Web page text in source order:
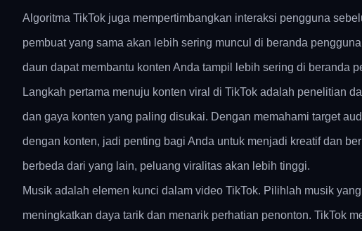
Algoritma TikTok juga mempertimbangkan interaksi pengguna
pembuat yang sama akan lebih sering muncul di beranda
daun dapat membantu konten Anda tampil lebih sering di beranda
Langkah pertama menuju konten viral di TikTok adalah penelitian
dan gaya konten yang paling disukai. Dengan memahami target
dengan konten, jadi penting bagi Anda untuk menjadi kreatif dan
berbeda dari yang lain, peluang viralitas akan lebih tinggi.
Musik adalah elemen kunci dalam video TikTok. Pilihlah musik
meningkatkan daya tarik dan menarik perhatian penonton. TikTok